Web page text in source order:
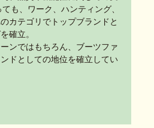
も、ワーク、ハンティング、
カテゴリでトップブランドと
確立。
ンではもちろん、ブーツファ
ドとしての地位を確立してい